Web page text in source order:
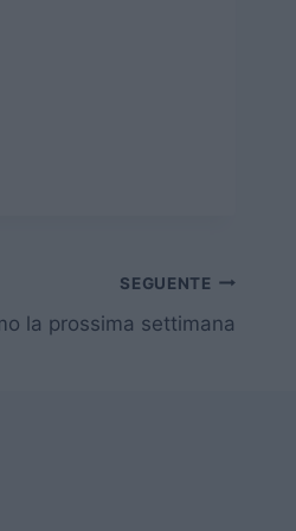
SEGUENTE
la prossima settimana